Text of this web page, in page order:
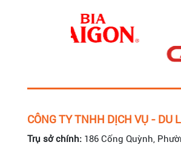
CÔNG TY TNHH DỊCH VỤ - DU
Trụ sở chính: 186 Cống Quỳnh,